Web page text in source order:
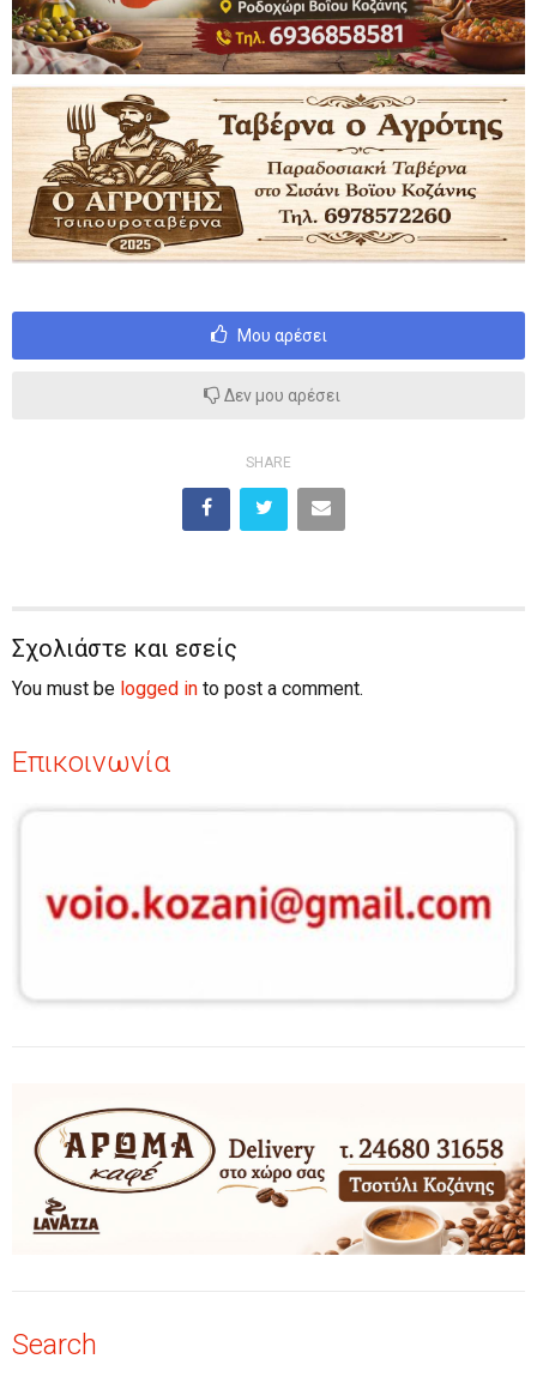
Μου αρέσει
Δεν μου αρέσει
SHARE
Σχολιάστε και εσείς
You must be logged in to post a comment.
Επικοινωνία
Search